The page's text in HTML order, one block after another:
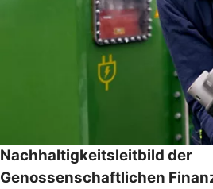
Nachhaltigkeitsleitbild der
Genossenschaftlichen